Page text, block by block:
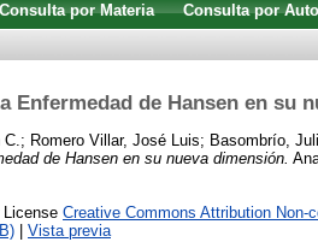
Consulta por Materia Consulta por
Enfermedad de Hansen en su
; Romero Villar, José Luis; Basombrío,
de Hansen en su nueva dimensión.
License Creative Commons Attribution Non-
Vista previa